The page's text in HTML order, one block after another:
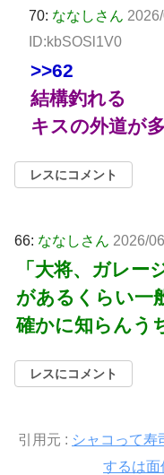
70: ななしさん
ID:kbSOSl1V0
>>62
結構釣れる
キスの外道が
レスにコメント
66: ななしさん 2026/
「大将、ガレ
があるくらい一
確かに知らんう
レスにコメント
引用元 : シャコって寿
するは面